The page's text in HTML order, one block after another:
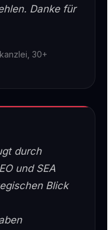
Danke für
30+
durch
und SEA
Blick